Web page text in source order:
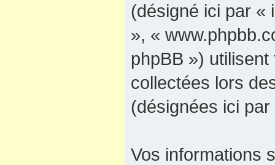
(désigné ici par «
», «
phpBB »)
collectées lors
(désignées ici
Vos informations